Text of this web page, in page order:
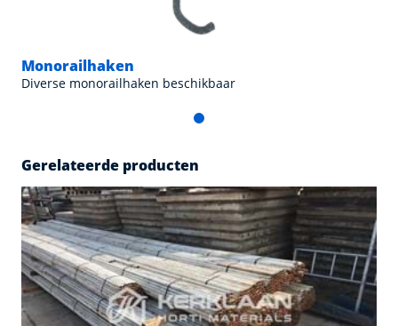
Monorailhaken
Diverse monorailhaken beschikbaar
Gerelateerde producten